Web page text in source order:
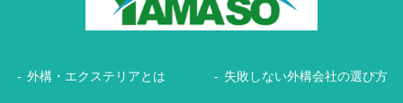
外構・エクステリアとは 失敗しない外構会社の選び方